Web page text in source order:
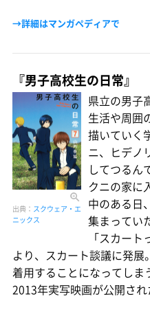
→詳細はマンガペディアで
『男子高校生の日常』
出典： スクウェア・エ
ニックス
県立の男子
生活や周囲
描いていく
ニ、ヒデノ
してつるん
クニの家に
中のある日
集まってい
「スカー
より、スカート談議に発
着用することになってしま
2013年実写映画が公開され